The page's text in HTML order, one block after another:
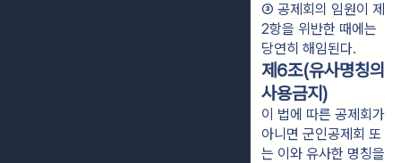
③ 공제회의 임원이 제
2항을 위반한 때에는
당연히 해임된다.
제6조(유사명칭의
사용금지)
이 법에 따른 공제회가
아니면 군인공제회 또
는 이와 유사한 명칭을